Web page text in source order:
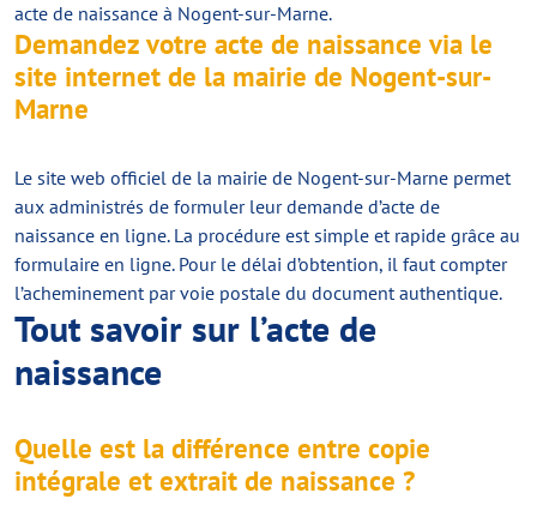
acte de naissance à Nogent-sur-Marne.
Demandez votre acte de naissance via le
site internet de la mairie de Nogent-sur-
Marne
Le site web officiel de la mairie de Nogent-sur-Marne permet
aux administrés de formuler leur demande d’acte de
naissance en ligne. La procédure est simple et rapide grâce au
formulaire en ligne. Pour le délai d’obtention, il faut compter
l’acheminement par voie postale du document authentique.
Tout savoir sur l’acte de
naissance
Quelle est la différence entre copie
intégrale et extrait de naissance ?